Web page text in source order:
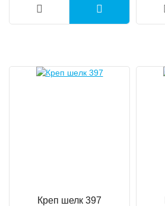
Креп шелк 397